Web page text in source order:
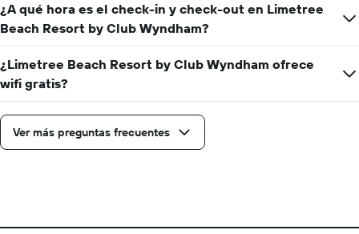
de
días
que
faltan
para
la
El
gráfico
muestra
¿A qué hora es el check-in y check-out en Limetree
Beach Resort by Club Wyndham?
¿Limetree Beach Resort by Club Wyndham ofrece
wifi gratis?
Ver más preguntas frecuentes